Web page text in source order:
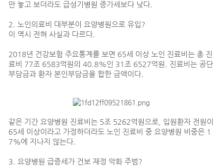
만 놓고 보더라도 급성기병원 증가세보다 낮다.
2. 노인의료비 대부분이 요양병원으로 유입?
이 역시 전혀 사실과 다르다.
2018년 건강보험 주요통계를 보면 65세 이상 노인 진료비는 총 진
료비 77조 6583억원의 40.8%인 31조 6527억원. 진료비는 공단
부담금과 환자 본인부담금을 합한 금액이다.
같은 기간 요양병원 진료비는 5조 5262억원으로, 입원환자 전원이
65세 이상이라고 가정하더라도 노인 진료비 중 요양병원 비중은 1
7%에 지나지 않는다.
3. 요양병원 급증세가 건보 재정 악화 주범?